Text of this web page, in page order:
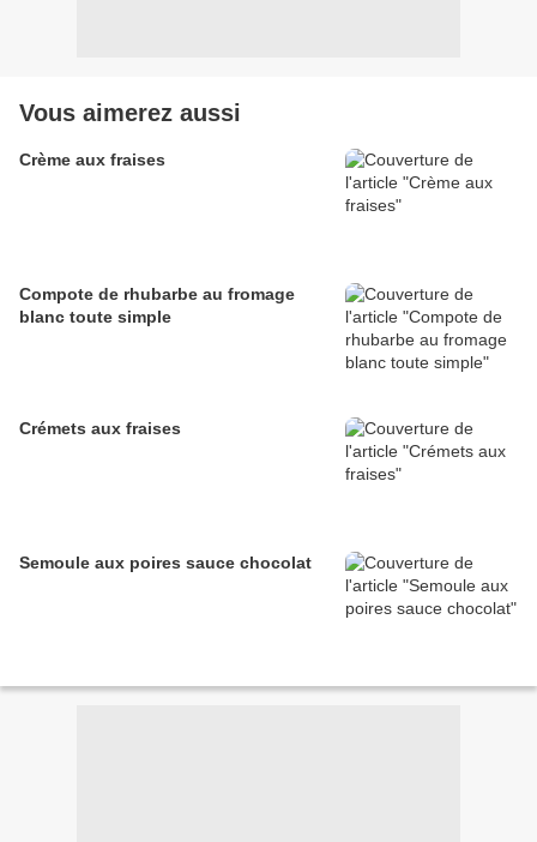
Vous aimerez aussi
Crème aux fraises
Compote de rhubarbe au fromage
blanc toute simple
Crémets aux fraises
Semoule aux poires sauce chocolat